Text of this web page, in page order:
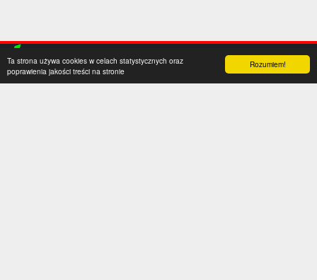
Rozumiem!
Ta strona używa cookies w celach statystycznych oraz
poprawienia jakości treści na stronie